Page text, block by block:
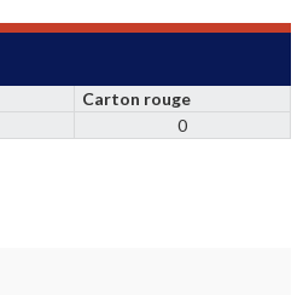
Carton rouge
0